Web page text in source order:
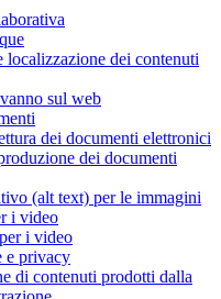
localizzazione dei contenuti
sul web
dei documenti elettronici
dei documenti
(alt text) per le immagini
i video
i video
e privacy
di contenuti prodotti dalla